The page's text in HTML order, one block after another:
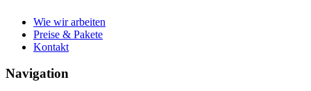
Wie wir arbeiten
Preise & Pakete
Kontakt
Navigation